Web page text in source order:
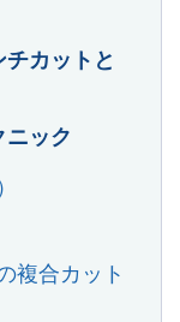
カットと
ック
複合カット